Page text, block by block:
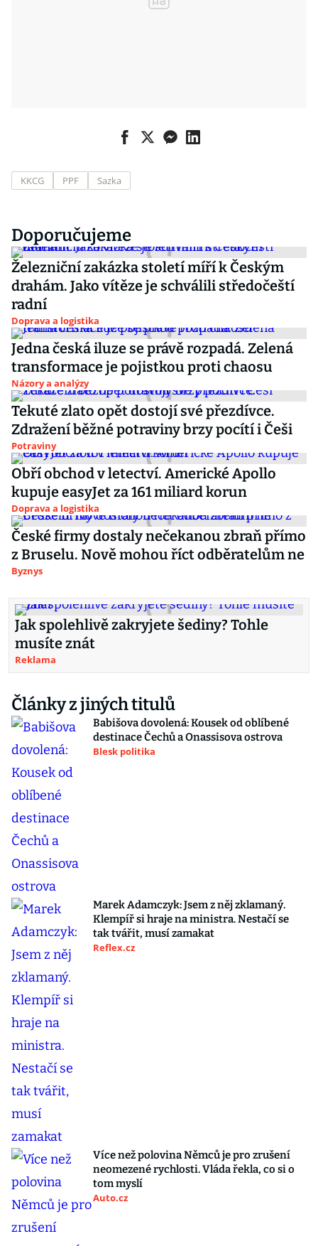
KKCG PPF Sazka
Doporučujeme
Železniční zakázka století míří k Českým
drahám. Jako vítěze je schválili středočeští
radní
Doprava a logistika
Jedna česká iluze se právě rozpadá. Zelená
transformace je pojistkou proti chaosu
Názory a analýzy
Tekuté zlato opět dostojí své přezdívce.
Zdražení běžné potraviny brzy pocítí i Češi
Potraviny
Obří obchod v letectví. Americké Apollo
kupuje easyJet za 161 miliard korun
Doprava a logistika
České firmy dostaly nečekanou zbraň přímo
z Bruselu. Nově mohou říct odběratelům ne
Byznys
Jak spolehlivě zakryjete šediny? Tohle
musíte znát
Reklama
Články z jiných titulů
Babišova dovolená: Kousek od oblíbené
destinace Čechů a Onassisova ostrova
Blesk politika
Marek Adamczyk: Jsem z něj zklamaný.
Klempíř si hraje na ministra. Nestačí se
tak tvářit, musí zamakat
Reflex.cz
Více než polovina Němců je pro zrušení
neomezené rychlosti. Vláda řekla, co si o
tom myslí
Auto.cz